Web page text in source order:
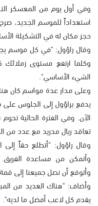
وفي أول يوم من المعسكر
استعداداً للموسم الجديد،
حجز مكان له في التشكيلة
وكلما ارتفع مستوى زملائك
الشيء الأساسي".
وعلى مدار عدة مواسم كان
يدفع براؤول إلى الجلوس
الآن. وفي الفترة الحالية
تعاقد ريال مدريد مع عدد من
وقال راؤول: "أتطلع حقاً
وأتمكن من مساعدة
وأتوقع أن نصل جميعنا إلى
وأضاف: "هناك العديد من
يقدم كل لاعب أفضل ما لديه".